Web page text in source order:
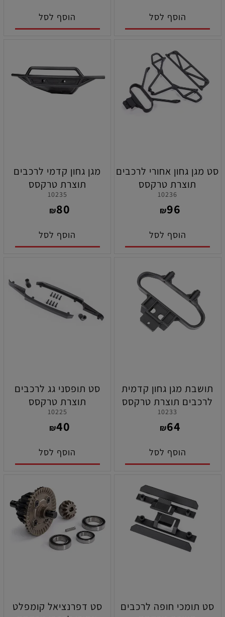
הוסף לסל הוסף לסל
סט מגן גחון אחורי לרכבים
תוצרת טרקסס
10236
₪96
הוסף לסל
מגן גחון קדמי לרכבים
תוצרת טרקסס
10235
₪80
הוסף לסל
תושבת מגן גחון קדמית
לרכבים תוצרת טרקסס
10233
₪64
הוסף לסל
סט תופסני גג לרכבים
תוצרת טרקסס
10225
₪40
הוסף לסל
סט תומכי חופה לרכבים
סט דפרנציאל קומפלט